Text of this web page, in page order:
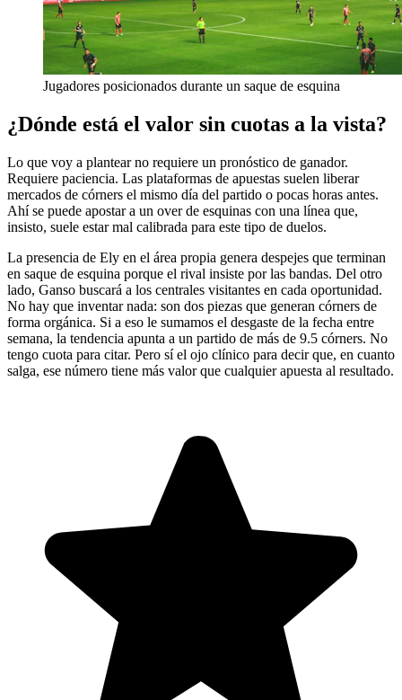
Jugadores posicionados durante un saque de esquina
¿Dónde está el valor sin cuotas a la vista?
Lo que voy a plantear no requiere un pronóstico de ganador.
Requiere paciencia. Las plataformas de apuestas suelen liberar
mercados de córners el mismo día del partido o pocas horas antes.
Ahí se puede apostar a un over de esquinas con una línea que,
insisto, suele estar mal calibrada para este tipo de duelos.
La presencia de Ely en el área propia genera despejes que terminan
en saque de esquina porque el rival insiste por las bandas. Del otro
lado, Ganso buscará a los centrales visitantes en cada oportunidad.
No hay que inventar nada: son dos piezas que generan córners de
forma orgánica. Si a eso le sumamos el desgaste de la fecha entre
semana, la tendencia apunta a un partido de más de 9.5 córners. No
tengo cuota para citar. Pero sí el ojo clínico para decir que, en cuanto
salga, ese número tiene más valor que cualquier apuesta al resultado.